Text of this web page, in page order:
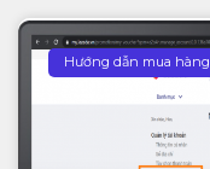
Hướng dẫn mua hàng